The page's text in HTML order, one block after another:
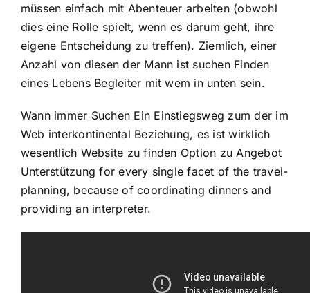
müssen einfach mit Abenteuer arbeiten (obwohl
dies eine Rolle spielt, wenn es darum geht, ihre
eigene Entscheidung zu treffen). Ziemlich, einer
Anzahl von diesen der Mann ist suchen Finden
eines Lebens Begleiter mit wem in unten sein.
Wann immer Suchen Ein Einstiegsweg zum der im
Web interkontinental Beziehung, es ist wirklich
wesentlich Website zu finden Option zu Angebot
Unterstützung for every single facet of the travel-
planning, because of coordinating dinners and
providing an interpreter.